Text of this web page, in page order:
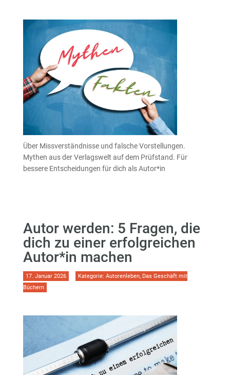
Über Missverständnisse und falsche Vorstellungen.
Mythen aus der Verlagswelt auf dem Prüfstand. Für
bessere Entscheidungen für dich als Autor*in
Autor werden: 5 Fragen, die
dich zu einer erfolgreichen
Autor*in machen
17. Januar 2026 Kategorie: Autorenleben, Das Geschäft mit
Büchern